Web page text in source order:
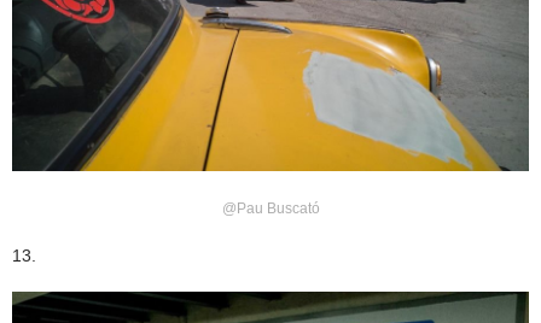
@Pau Buscató
13.